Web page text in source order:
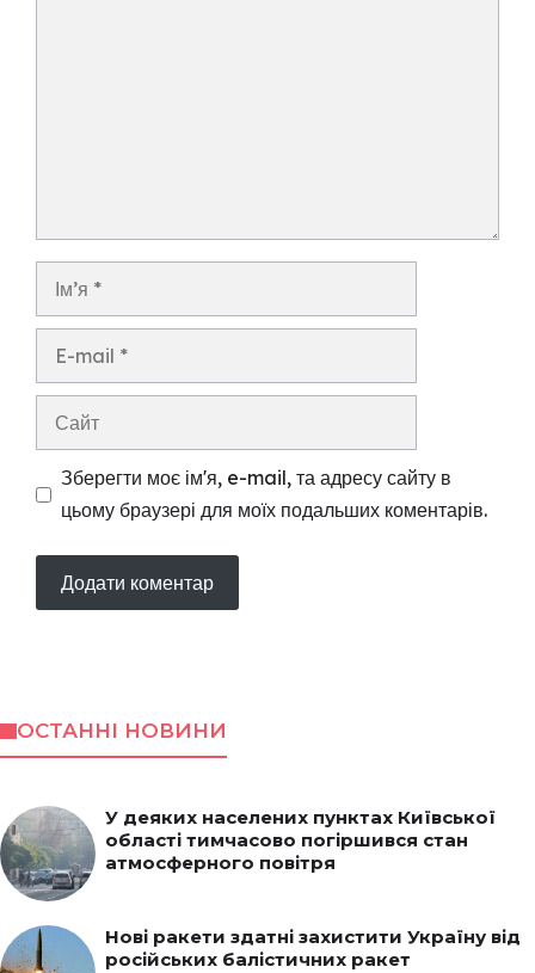
Ім’я
Сайт
Зберегти моє ім'я, e-mail, та адресу сайту в
цьому браузері для моїх подальших коментарів.
ОСТАННІ НОВИНИ
У деяких населених пунктах Київської
області тимчасово погіршився стан
атмосферного повітря
Нові ракети здатні захистити Україну від
російських балістичних ракет